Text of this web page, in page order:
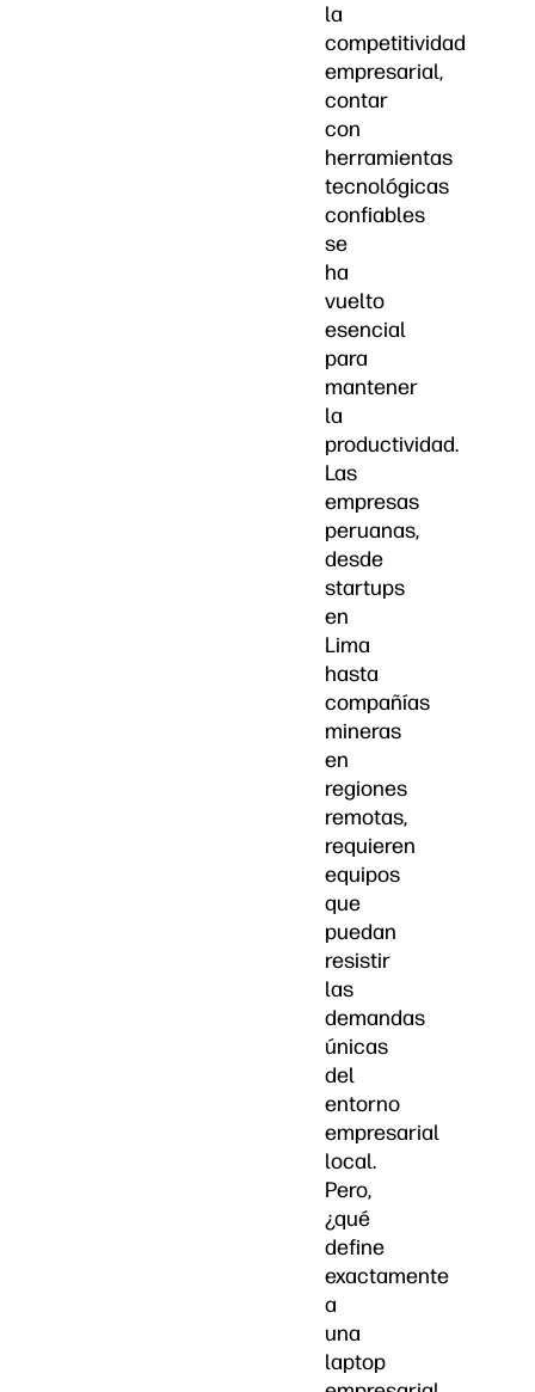
la
competitividad
empresarial,
contar
con
herramientas
tecnológicas
confiables
se
ha
vuelto
esencial
para
mantener
la
productividad.
Las
empresas
peruanas,
desde
startups
en
Lima
hasta
compañías
mineras
en
regiones
remotas,
requieren
equipos
que
puedan
resistir
las
demandas
únicas
del
entorno
empresarial
local.
Pero,
¿qué
define
exactamente
a
una
laptop